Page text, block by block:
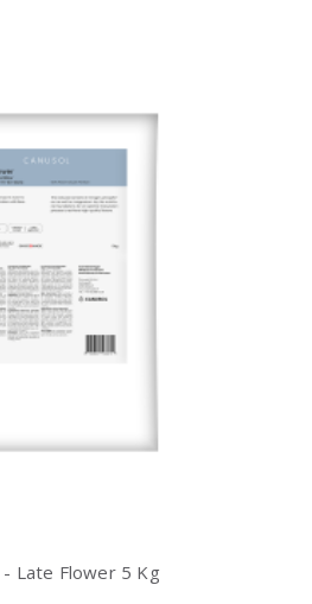
Late Flower 5 Kg